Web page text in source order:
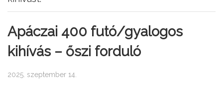
Apáczai 400 futó/gyalogos
kihívás – őszi forduló
2025. szeptember 14.